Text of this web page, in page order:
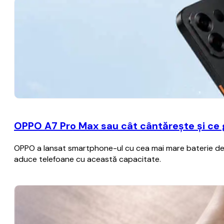
OPPO A7 Pro Max sau cât cântărește și
OPPO a lansat smartphone-ul cu cea mai mare baterie
aduce telefoane cu această capacitate.